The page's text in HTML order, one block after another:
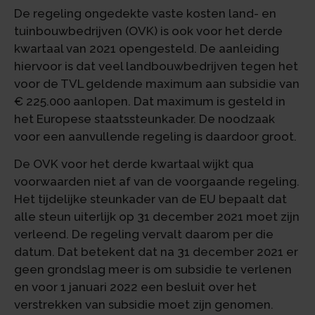
De regeling ongedekte vaste kosten land- en
tuinbouwbedrijven (OVK) is ook voor het derde
kwartaal van 2021 opengesteld. De aanleiding
hiervoor is dat veel landbouwbedrijven tegen het
voor de TVL geldende maximum aan subsidie van
€ 225.000 aanlopen. Dat maximum is gesteld in
het Europese staatssteunkader. De noodzaak
voor een aanvullende regeling is daardoor groot.
De OVK voor het derde kwartaal wijkt qua
voorwaarden niet af van de voorgaande regeling.
Het tijdelijke steunkader van de EU bepaalt dat
alle steun uiterlijk op 31 december 2021 moet zijn
verleend. De regeling vervalt daarom per die
datum. Dat betekent dat na 31 december 2021 er
geen grondslag meer is om subsidie te verlenen
en voor 1 januari 2022 een besluit over het
verstrekken van subsidie moet zijn genomen.